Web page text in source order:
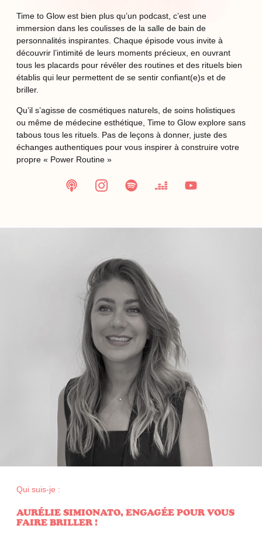
Time to Glow est bien plus qu’un podcast, c’est une
immersion dans les coulisses de la salle de bain de
personnalités inspirantes. Chaque épisode vous invite à
découvrir l’intimité de leurs moments précieux, en ouvrant
tous les placards pour révéler des routines et des rituels bien
établis qui leur permettent de se sentir confiant(e)s et de
briller.
Qu’il s’agisse de cosmétiques naturels, de soins holistiques
ou même de médecine esthétique, Time to Glow explore sans
tabous tous les rituels. Pas de leçons à donner, juste des
échanges authentiques pour vous inspirer à construire votre
propre « Power Routine »
Qui suis-je :
AURÉLIE SIMIONATO, ENGAGÉE POUR VOUS
FAIRE BRILLER !